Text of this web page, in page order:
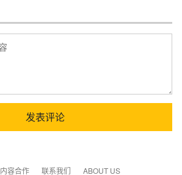
内容合作 联系我们 ABOUT US